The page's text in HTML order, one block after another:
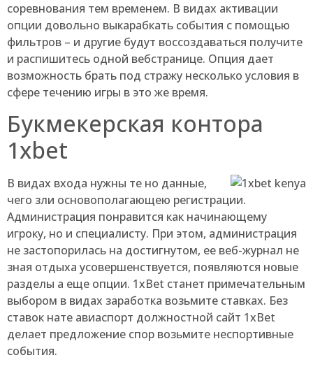
соревнования тем временем. В видах активации
опции довольно выкарабкать события с помощью
фильтров – и другие будут воссоздаваться получите
и распишитесь одной вебстранице. Опция дает
возможность брать под стражу несколько условия в
сфере течению игры в это же время.
Букмекерская контора
1xbet
В видах входа нужны те но данные,
чего зли основополагающею регистрации.
Администрация понравится как начинающему
игроку, но и специалисту. При этом, администрация
не застопорилась на достигнутом, ее веб-журнал не
зная отдыха усовершенствуется, появляются новые
разделы а еще опции. 1xBet станет примечательным
выбором в видах заработка возьмите ставках. Без
ставок нате авиаспорт должностной сайт 1xBet
делает предложение спор возьмите неспортивные
события.